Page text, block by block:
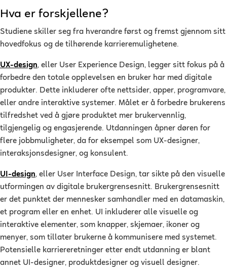
Hva er forskjellene?
Studiene skiller seg fra hverandre først og fremst gjennom sitt
hovedfokus og de tilhørende karrieremulighetene.
UX-design, eller User Experience Design, legger sitt fokus på å
forbedre den totale opplevelsen en bruker har med digitale
produkter. Dette inkluderer ofte nettsider, apper, programvare,
eller andre interaktive systemer. Målet er å forbedre brukerens
tilfredshet ved å gjøre produktet mer brukervennlig,
tilgjengelig og engasjerende. Utdanningen åpner døren for
flere jobbmuligheter, da for eksempel som UX-designer,
interaksjonsdesigner, og konsulent.
UI-design, eller User Interface Design, tar sikte på den visuelle
utformingen av digitale brukergrensesnitt. Brukergrensesnitt
er det punktet der mennesker samhandler med en datamaskin,
et program eller en enhet. UI inkluderer alle visuelle og
interaktive elementer, som knapper, skjemaer, ikoner og
menyer, som tillater brukerne å kommunisere med systemet.
Potensielle karriereretninger etter endt utdanning er blant
annet UI-designer, produktdesigner og visuell designer.